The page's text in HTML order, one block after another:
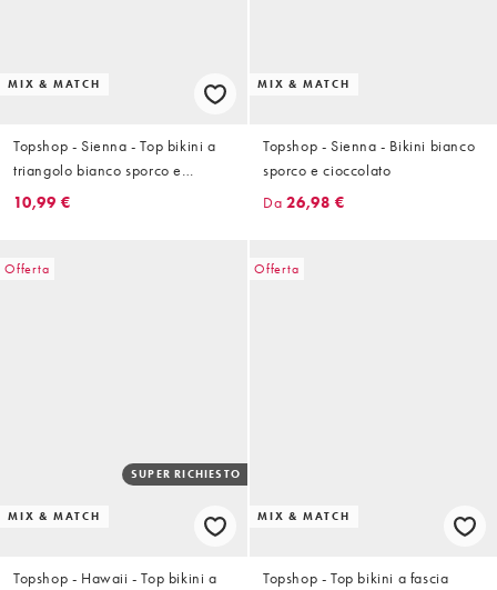
MIX & MATCH
Topshop - Sienna - Top bikini a
triangolo bianco sporco e
cioccolato ricamato
10,99 €
MIX & MATCH
Topshop - Sienna - Bikini bianco
sporco e cioccolato
Da 26,98 €
Offerta
MIX & MATCH
SUPER RICHIESTO
Topshop - Hawaii - Top bikini a
Offerta
MIX & MATCH
Topshop - Top bikini a fascia